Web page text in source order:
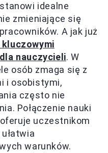
idealne
zmieniające się
A jak już
nauczycieli. W
osób zmaga się z
i osobistymi,
często nie
Połączenie nauki
uczestnikom
ułatwia
warunków.